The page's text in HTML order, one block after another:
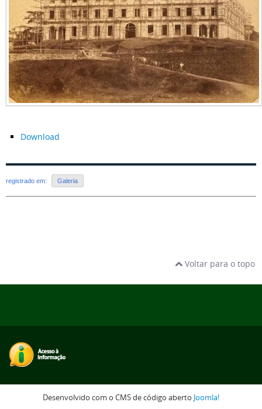
Download
registrado em: Galeria
Voltar para o topo
Desenvolvido com o CMS de código aberto Joomla!